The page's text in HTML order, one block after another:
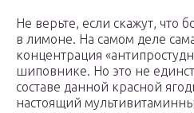
Не верьте, если скажут, что
в лимоне. На самом деле
концентрация
шиповнике. Но это не
составе данной красной
настоящий